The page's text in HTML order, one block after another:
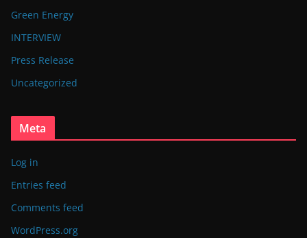
Green Energy
INTERVIEW
Press Release
Uncategorized
Meta
Log in
Entries feed
Comments feed
WordPress.org